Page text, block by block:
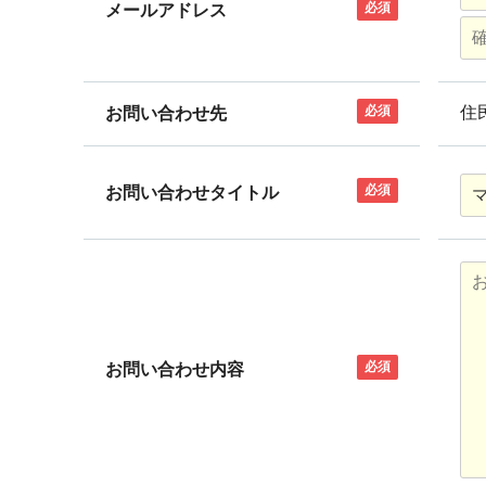
メールアドレス 必須
お問い合わせ先 必須 住
お問い合わせタイトル 必須
お問い合わせ内容 必須